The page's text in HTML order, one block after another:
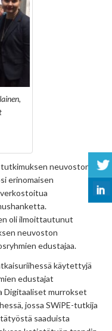
neuvoston
erinomaisen
oli ilmoittautunut
neuvoston
edustajaa.
käytettyjä
edustajat
Digitaaliset murrokset
jossa SWiPE-tutkija
saaduista